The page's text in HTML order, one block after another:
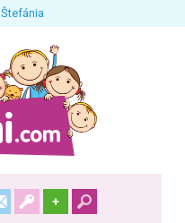
Štefánia
+